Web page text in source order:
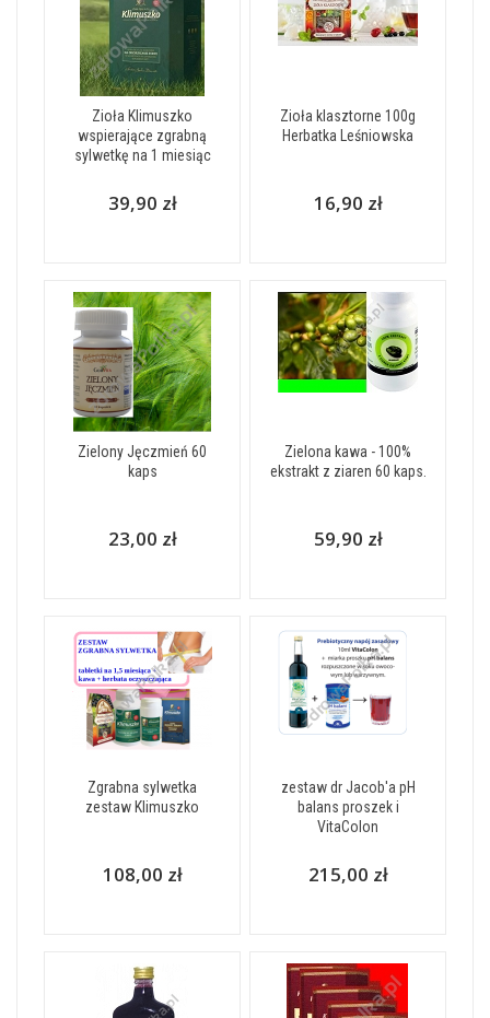
Zioła Klimuszko
wspierające zgrabną
sylwetkę na 1 miesiąc
39,90 zł
Zioła klasztorne 100g
Herbatka Leśniowska
16,90 zł
Zielony Jęczmień 60
kaps
23,00 zł
Zielona kawa - 100%
ekstrakt z ziaren 60 kaps.
59,90 zł
Zgrabna sylwetka
zestaw Klimuszko
108,00 zł
zestaw dr Jacob'a pH
balans proszek i
VitaColon
215,00 zł